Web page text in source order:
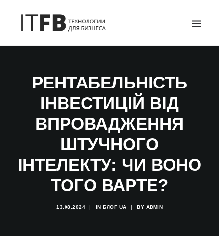
DEVOPS
АДМІНІСТРУВАННЯ СЕРВЕРІВ
БЛОГ
РЕНТАБЕЛЬНІСТЬ
ІНВЕСТИЦІЙ ВІД
ВПРОВАДЖЕННЯ
ШТУЧНОГО
ІНТЕЛЕКТУ: ЧИ ВОНО
ТОГО ВАРТЕ?
13.08.2024 | IN БЛОГ UA | BY ADMIN